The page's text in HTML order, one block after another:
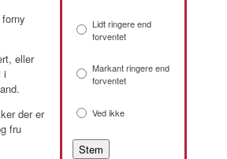
eller
i
der er
fru
Lidt ringere end
forventet
Markant ringere end
forventet
Ved ikke